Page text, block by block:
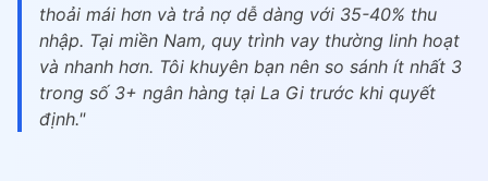
thoải mái hơn và trả nợ dễ dàng với 35-40% thu
nhập. Tại miền Nam, quy trình vay thường linh hoạt
và nhanh hơn. Tôi khuyên bạn nên so sánh ít nhất 3
trong số 3+ ngân hàng tại La Gi trước khi quyết
định."